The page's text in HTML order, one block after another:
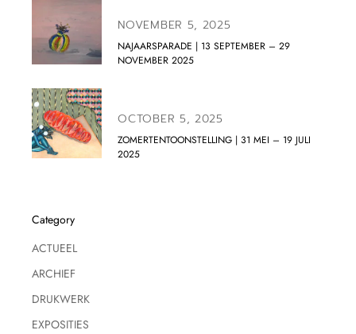
NOVEMBER 5, 2025
NAJAARSPARADE | 13 SEPTEMBER – 29
NOVEMBER 2025
OCTOBER 5, 2025
ZOMERTENTOONSTELLING | 31 MEI – 19 JULI
2025
Category
ACTUEEL
ARCHIEF
DRUKWERK
EXPOSITIES